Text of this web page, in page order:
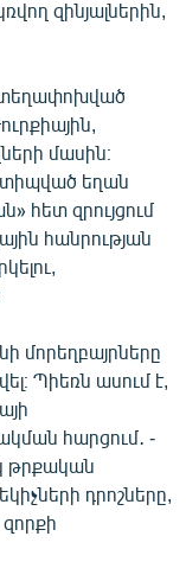
զինյալներին,
մասին։
եղան
հետ զրույցում
հանրության
մորեղբայրները
Պիեռն ասում է,
հարցում․ -
թրքական
դրոշները,